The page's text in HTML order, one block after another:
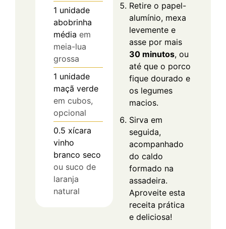
1 unidade
abobrinha
média em
meia-lua
grossa
1 unidade
maçã verde
em cubos,
opcional
0.5 xícara
vinho
branco seco
ou suco de
laranja
natural
Retire o papel-
alumínio, mexa
levemente e
asse por mais
30 minutos, ou
até que o porco
fique dourado e
os legumes
macios.
Sirva em
seguida,
acompanhado
do caldo
formado na
assadeira.
Aproveite esta
receita prática
e deliciosa!